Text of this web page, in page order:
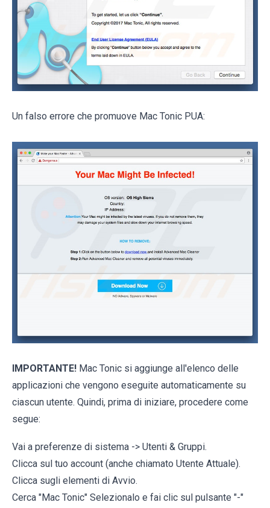
Un falso errore che promuove Mac Tonic PUA:
IMPORTANTE! Mac Tonic si aggiunge all'elenco delle
applicazioni che vengono eseguite automaticamente su
ciascun utente. Quindi, prima di iniziare, procedere come
segue:
Vai a preferenze di sistema -> Utenti & Gruppi.
Clicca sul tuo account (anche chiamato Utente Attuale).
Clicca sugli elementi di Avvio.
Cerca "Mac Tonic" Selezionalo e fai clic sul pulsante "-"